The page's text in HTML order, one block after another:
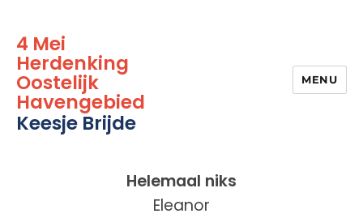
4 Mei
Herdenking
Oostelijk
Havengebied
Keesje Brijde
MENU
Helemaal niks
Eleanor